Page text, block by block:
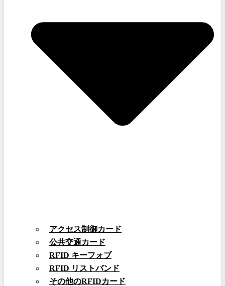
アクセス制御カード
公共交通カード
RFID キーフォブ
RFID リストバンド
その他のRFIDカード